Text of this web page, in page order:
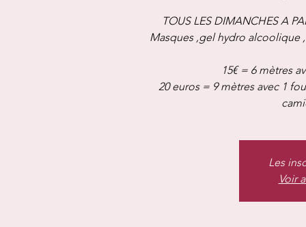
TOUS LES DIMANCHES A
Masques ,gel hydro alcoolique
15€ = 6 mètres
20 euros = 9 mètres avec 1
Les
Voir